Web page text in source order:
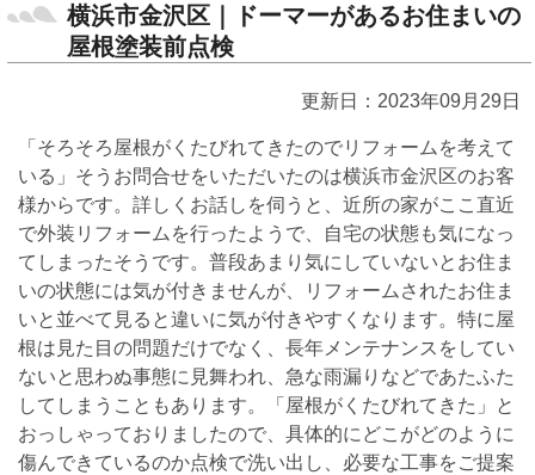
横浜市金沢区｜ドーマーがあるお住まいの
屋根塗装前点検
更新日：2023年09月29日
「そろそろ屋根がくたびれてきたのでリフォームを考えて
いる」そうお問合せをいただいたのは横浜市金沢区のお客
様からです。詳しくお話しを伺うと、近所の家がここ直近
で外装リフォームを行ったようで、自宅の状態も気になっ
てしまったそうです。普段あまり気にしていないとお住ま
いの状態には気が付きませんが、リフォームされたお住ま
いと並べて見ると違いに気が付きやすくなります。特に屋
根は見た目の問題だけでなく、長年メンテナンスをしてい
ないと思わぬ事態に見舞われ、急な雨漏りなどであたふた
してしまうこともあります。「屋根がくたびれてきた」と
おっしゃっておりましたので、具体的にどこがどのように
傷んできているのか点検で洗い出し、必要な工事をご提案